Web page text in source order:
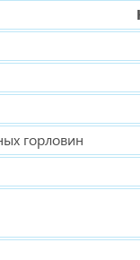
горловин